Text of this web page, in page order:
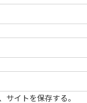
イトを保存する。